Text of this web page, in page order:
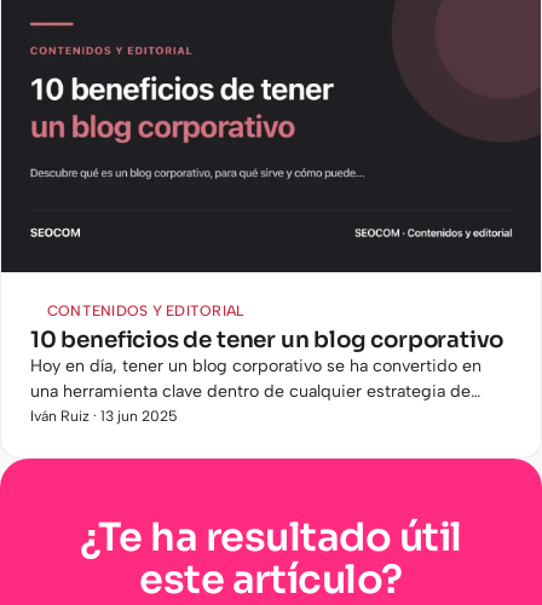
CONTENIDOS Y EDITORIAL
10 beneficios de tener un blog corporativo
Hoy en día, tener un blog corporativo se ha convertido en
una herramienta clave dentro de cualquier estrategia de
marketing digital. Ya no se trata solo de publicar contenido,…
Iván Ruiz · 13 jun 2025
¿Te ha resultado útil
este artículo?